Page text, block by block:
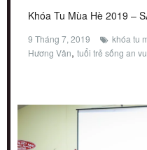
Khóa Tu Mùa Hè 2019 –
9 Tháng 7, 2019 khóa tu
Hương Vân, tuổi trẻ sống an